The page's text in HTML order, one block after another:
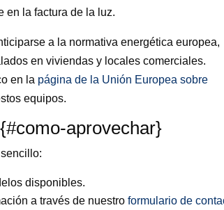
en la factura de la luz.
a la normativa energética europea,
en viviendas y locales comerciales.
en la página de la Unión Europea sobre
equipos.
aprovechar}
disponibles.
a través de nuestroformulario de